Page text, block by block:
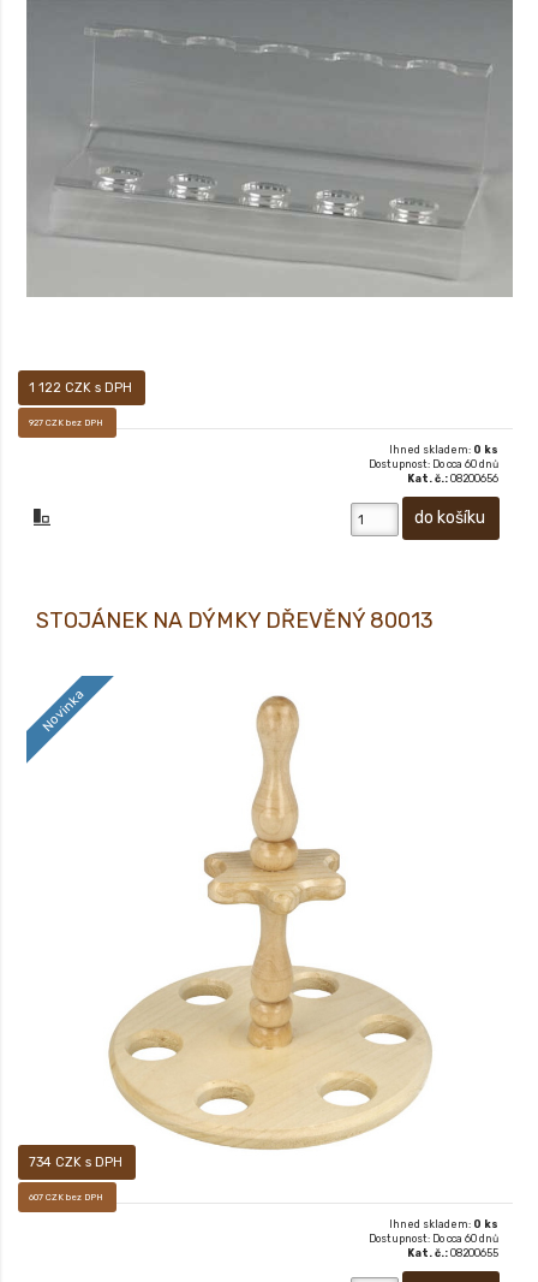
1 122 CZK s DPH
927 CZK bez DPH
Ihned skladem: 0 ks
Dostupnost: Do cca 60 dnů
Kat. č.: 08200656
734 CZK s DPH
607 CZK bez DPH
STOJÁNEK NA DÝMKY DŘEVĚNÝ 80013
Novinka
STOJÁNEK NA 6 DÝMEK DŘEVĚNÝ
Ihned skladem: 0 ks
Dostupnost: Do cca 60 dnů
Kat. č.: 08200655